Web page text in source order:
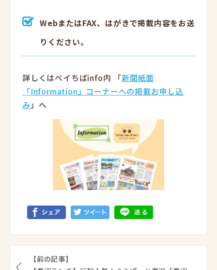
WebまたはFAX、はがきで掲載内容をお送
りください。
詳しくはベイちばinfo内 「新聞紙面
「Information」コーナーへの掲載お申し込
み」へ
【前の記事】